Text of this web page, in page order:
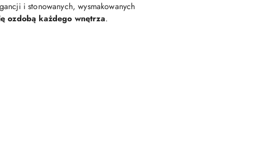
i stonowanych, wysmakowanych
ozdobą każdego wnętrza.